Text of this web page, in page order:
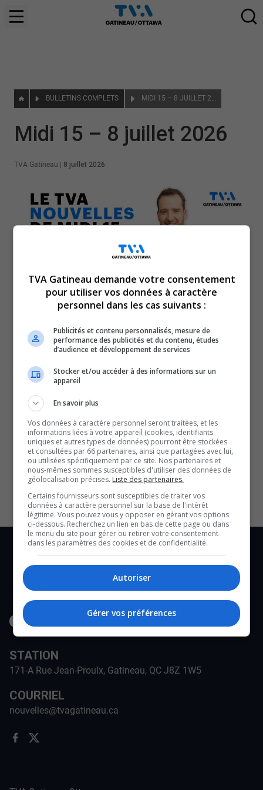
BULLETINS COMPLETS MIDI 15 – 8 JUILLET 2026
Midi 15 – 8 juillet 2026
TVA Gatineau 8 juillet 2026
Le parc de la Gatineau est-il sécuritaire pour les cyclistes
et les randonneurs?
Autre débat houleux concernant le deux glaces dans
Un policier du SPVG arrêté.
SOUTENIR NOS MÉDIAS, C’EST PROTÉGER NOTRE
CULTURE ET NOTRE ÉCONOMIE
STATION
171-A Rue Jean-Proulx, Gatineau, QC J8Z 1W5
COURRIEL
nouvelles@tvagatineau.ca
TVA Gatineau demande votre consentement
pour utiliser vos données à caractère
personnel dans les cas suivants :
Publicités et contenu personnalisés, mesure de
performance des publicités et du contenu, études
d’audience et développement de services
Stocker et/ou accéder à des informations sur un
appareil
En savoir plus
Vos données à caractère personnel seront traitées, et les
informations liées à votre appareil (cookies, identifiants
uniques et autres types de données) pourront être stockées
et consultées par 66 partenaires, ainsi que partagées avec lui,
ou utilisées spécifiquement par ce site. Nos partenaires et
nous-mêmes sommes susceptibles d'utiliser des données de
géolocalisation précises. Liste des partenaires.
Certains fournisseurs sont susceptibles de traiter vos
données à caractère personnel sur la base de l'intérêt
légitime. Vous pouvez vous y opposer en gérant vos options
ci-dessous. Recherchez un lien en bas de cette page ou dans
le menu du site pour gérer ou retirer votre consentement
dans les paramètres des cookies et de confidentialité.
Autoriser
Gérer vos préférences